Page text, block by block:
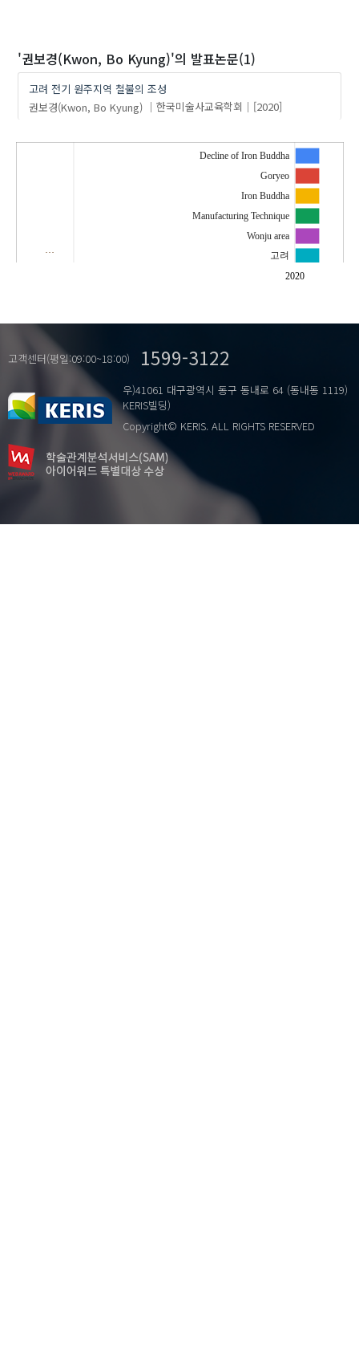
'권보경(Kwon, Bo Kyung)'의 발표논문(1)
고려 전기 원주지역 철불의 조성
권보경(Kwon, Bo Kyung)
한국미술사교육학회 [2020]
2020
…
Decline of Iron Buddha
Goryeo
Iron Buddha
Manufacturing Technique
Wonju area
고려
원주
고객센터(평일:09:00~18:00) 1599-3122
우)41061 대구광역시 동구 동내로 64 (동내동 1119)
KERIS빌딩)
Copyright© KERIS. ALL RIGHTS RESERVED